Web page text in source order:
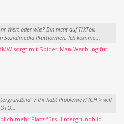
Wert oder wie? Bin nicht auf TikTok,
Plattformen. Ich komme...
sorgt mit Spider-Man-Werbung für
? Ihr habt Probleme?! ICH > will
mehr Platz fürs Hintergrundbild